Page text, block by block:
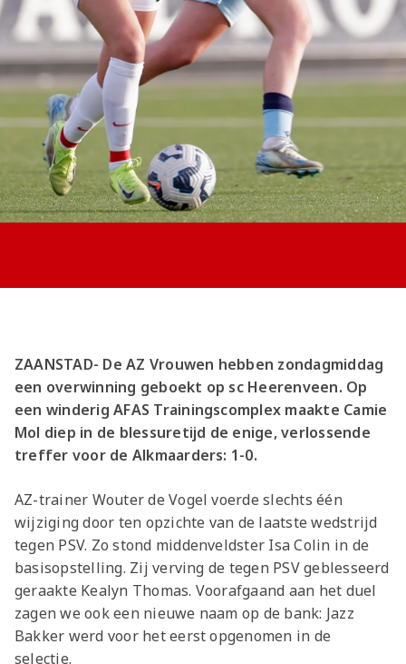
Jong AZ
Seizoenkaart
ZAANSTAD- De AZ Vrouwen hebben zondagmiddag
een overwinning geboekt op sc Heerenveen. Op
een winderig AFAS Trainingscomplex maakte Camie
Mol diep in de blessuretijd de enige, verlossende
treffer voor de Alkmaarders: 1-0.
AZ-trainer Wouter de Vogel voerde slechts één
wijziging door ten opzichte van de laatste wedstrijd
tegen PSV. Zo stond middenveldster Isa Colin in de
basisopstelling. Zij verving de tegen PSV geblesseerd
geraakte Kealyn Thomas. Voorafgaand aan het duel
zagen we ook een nieuwe naam op de bank: Jazz
Bakker werd voor het eerst opgenomen in de
selectie.